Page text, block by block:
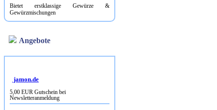
Bietet erstklassige Gewürze &
Gewürzmischungen
Angebote
jamon.de
5,00 EUR Gutschein bei
Newsletteranmeldung